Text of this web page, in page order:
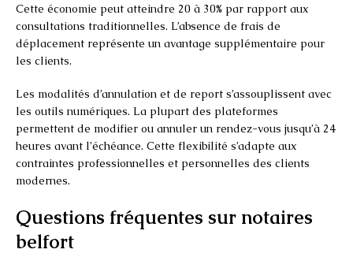
Cette économie peut atteindre 20 à 30% par rapport aux
consultations traditionnelles. L’absence de frais de
déplacement représente un avantage supplémentaire pour
les clients.
Les modalités d’annulation et de report s’assouplissent avec
les outils numériques. La plupart des plateformes
permettent de modifier ou annuler un rendez-vous jusqu’à 24
heures avant l’échéance. Cette flexibilité s’adapte aux
contraintes professionnelles et personnelles des clients
modernes.
Questions fréquentes sur notaires
belfort